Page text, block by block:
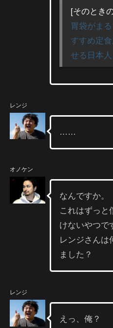
[そのとき
胃袋がま
すすめ定
せる日本人
レンジ
……
オノケン
なんですか。
これはずっと
けないやつで
レンジさんは
ました？
レンジ
えっ、俺？